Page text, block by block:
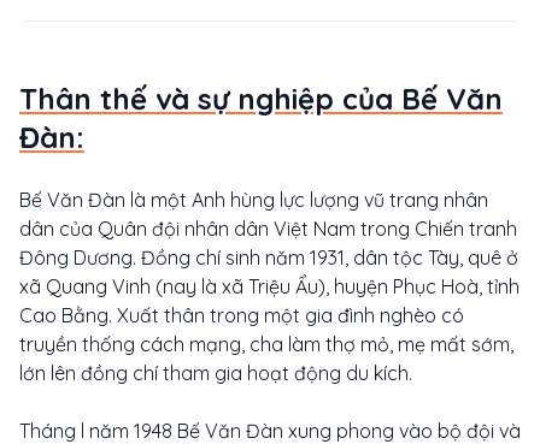
Thân thế và sự nghiệp của Bế Văn
Đàn:
Bế Văn Đàn là một Anh hùng lực lượng vũ trang nhân
dân của Quân đội nhân dân Việt Nam trong Chiến tranh
Đông Dương. Đồng chí sinh năm 1931, dân tộc Tày, quê ở
xã Quang Vinh (nay là xã Triệu Ẩu), huyện Phục Hoà, tỉnh
Cao Bằng. Xuất thân trong một gia đình nghèo có
truyền thống cách mạng, cha làm thợ mỏ, mẹ mất sớm,
lớn lên đồng chí tham gia hoạt động du kích.
Tháng l năm 1948 Bế Văn Đàn xung phong vào bộ đội và